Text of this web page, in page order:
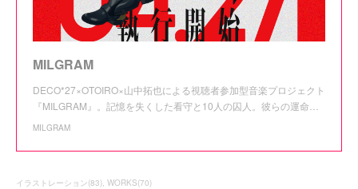
MILGRAM
DECO*27×OTOIRO×山中拓也による視聴者参加型音楽プロジェクト
『MILGRAM』。記憶を失くした看守と10人の囚人。彼らの運命…
MILGRAM
イラストレーション(83) WORKS(70)